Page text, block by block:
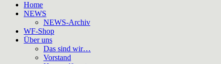
Home
NEWS
NEWS-Archiv
WF-Shop
Über uns
Das sind wir…
Vorstand